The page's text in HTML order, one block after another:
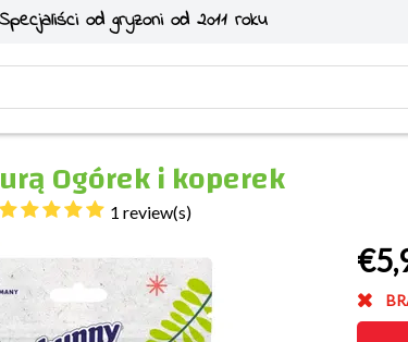
od gryzoni od 2011 roku
Ogórek i koperek
1 review(s)